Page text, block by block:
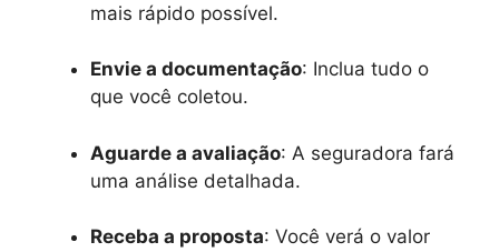
mais rápido possível.
Envie a documentação: Inclua tudo o
que você coletou.
Aguarde a avaliação: A seguradora fará
uma análise detalhada.
Receba a proposta: Você verá o valor